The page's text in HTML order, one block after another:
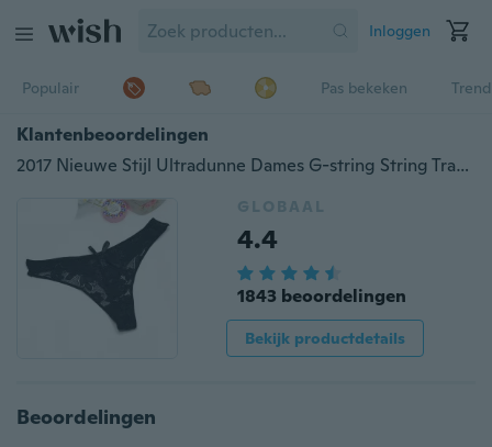
Inloggen
Populair Pas bekeken
Klantenbeoordelingen
2017 Nieuwe Stijl Ultradunne Dames G-string String Transparant Sexy Slipje Ondergoed Dames Katoen Kant Tanga Slips Hot Sale
GLOBAAL
4.4
1843 beoordelingen
Bekijk productdetails
Beoordelingen